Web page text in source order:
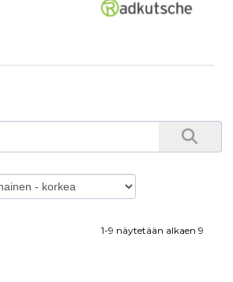
1-9 näytetään alkaen 9